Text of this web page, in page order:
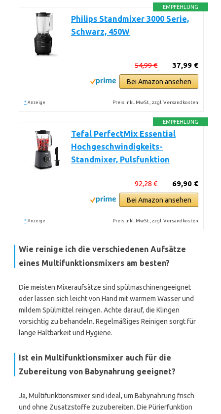
EMPFEHLUNG
Philips Standmixer 3000 Serie,
Schwarz, 450W
37,99 €
54,99 €
Bei Amazon ansehen
* Anzeige Preis inkl. MwSt., zzgl. Versandkosten
EMPFEHLUNG
Tefal PerfectMix Essential
Hochgeschwindigkeits-
Standmixer, Pulsfunktion
69,90 €
92,28 €
Bei Amazon ansehen
* Anzeige Preis inkl. MwSt., zzgl. Versandkosten
Wie reinige ich die verschiedenen Aufsätze
eines Multifunktionsmixers am besten?
Die meisten Mixeraufsätze sind spülmaschinengeeignet
oder lassen sich leicht von Hand mit warmem Wasser und
mildem Spülmittel reinigen. Achte darauf, die Klingen
vorsichtig zu behandeln. Regelmäßiges Reinigen sorgt für
lange Haltbarkeit und Hygiene.
Ist ein Multifunktionsmixer auch für die
Zubereitung von Babynahrung geeignet?
Ja, Multifunktionsmixer sind ideal, um Babynahrung frisch
und ohne Zusatzstoffe zuzubereiten. Die Pürierfunktion